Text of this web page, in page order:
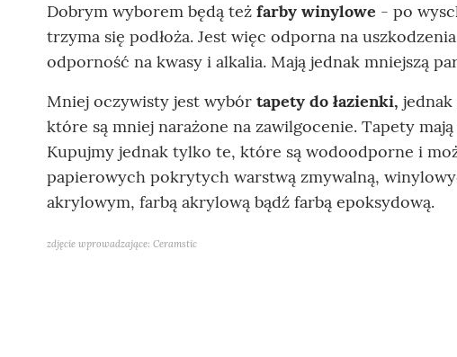
Dobrym wyborem będą też farby winylowe - po
trzyma się podłoża. Jest więc odporna na
odporność na kwasy i alkalia. Mają jednak mniejszą
Mniej oczywisty jest wybór tapety do łazienki, jednak
które są mniej narażone na zawilgocenie. Tapety
Kupujmy jednak tylko te, które są wodoodporne i
papierowych pokrytych warstwą zmywalną,
akrylowym, farbą akrylową bądź farbą epoksydową.
zdjęcie wprowadzające: Ceramstic